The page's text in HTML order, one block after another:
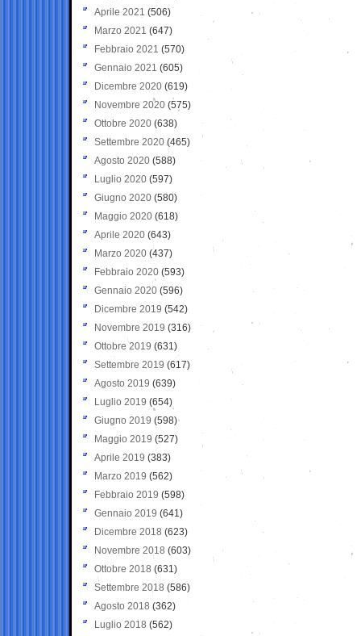
Aprile 2021 (506)
Marzo 2021 (647)
Febbraio 2021 (570)
Gennaio 2021 (605)
Dicembre 2020 (619)
Novembre 2020 (575)
Ottobre 2020 (638)
Settembre 2020(465)
Agosto 2020 (588)
Luglio 2020 (597)
Giugno 2020 (580)
Maggio 2020 (618)
Aprile 2020 (643)
Marzo 2020 (437)
Febbraio 2020 (593)
Gennaio 2020 (596)
Dicembre 2019 (542)
Novembre 2019 (316)
Ottobre 2019 (631)
Settembre 2019 (617)
Agosto 2019 (639)
Luglio 2019 (654)
Giugno 2019 (598)
Maggio 2019 (527)
Aprile 2019 (383)
Marzo 2019 (562)
Febbraio 2019 (598)
Gennaio 2019 (641)
Dicembre 2018 (623)
Novembre 2018 (603)
Ottobre 2018 (631)
Settembre 2018 (586)
Agosto 2018 (362)
Luglio 2018 (562)